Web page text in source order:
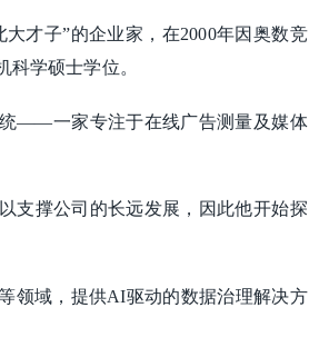
才子”的企业家，在2000年因奥数竞
学硕士学位。
——一家专注于在线广告测量及媒体
支撑公司的长远发展，因此他开始探
领域，提供AI驱动的数据治理解决方